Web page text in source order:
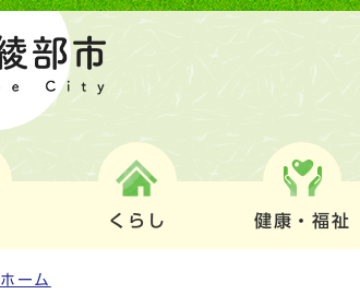
くらし 健康・福祉
ホーム